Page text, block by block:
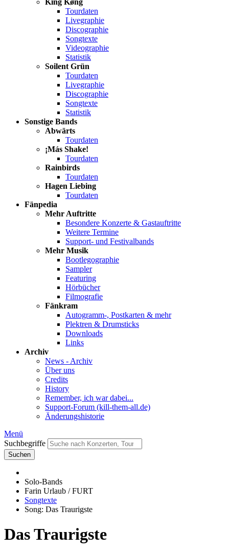
King Køng
Tourdaten
Livegraphie
Discographie
Songtexte
Videographie
Statistik
Soilent Grün
Tourdaten
Livegraphie
Discographie
Songtexte
Statistik
Sonstige Bands
Abwärts
Tourdaten
¡Más Shake!
Tourdaten
Rainbirds
Tourdaten
Hagen Liebing
Tourdaten
Fänpedia
Mehr Auftritte
Besondere Konzerte & Gastauftritte
Weitere Termine
Support- und Festivalbands
Mehr Musik
Bootlegographie
Sampler
Featuring
Hörbücher
Filmografie
Fänkram
Autogramm-, Postkarten & mehr
Plektren & Drumsticks
Downloads
Links
Archiv
News - Archiv
Über uns
Credits
History
Remember, ich war dabei...
Support-Forum (kill-them-all.de)
Änderungshistorie
Menü
Suchbegriffe
Suchen
Solo-Bands
Farin Urlaub / FURT
Songtexte
Song: Das Traurigste
Das Traurigste